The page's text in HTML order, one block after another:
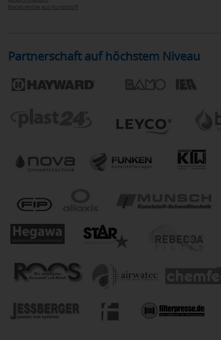
Nadelventile aus Kunststoff
Partnerschaft auf höchstem Niveau